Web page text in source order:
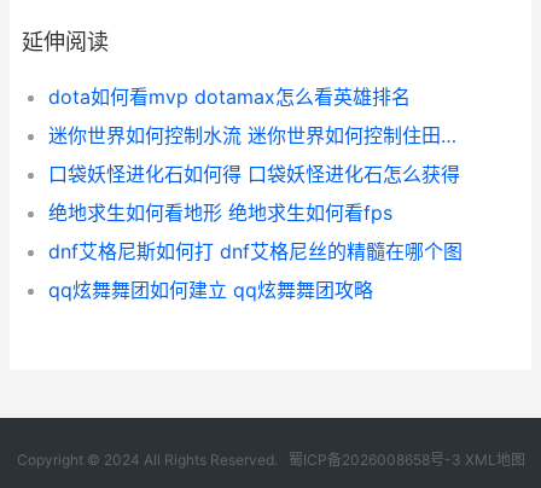
延伸阅读
dota如何看mvp dotamax怎么看英雄排名
迷你世界如何控制水流 迷你世界如何控制住田园的村民
口袋妖怪进化石如何得 口袋妖怪进化石怎么获得
绝地求生如何看地形 绝地求生如何看fps
dnf艾格尼斯如何打 dnf艾格尼丝的精髓在哪个图
qq炫舞舞团如何建立 qq炫舞舞团攻略
Copyright © 2024 All Rights Reserved. 蜀ICP备2026008658号-3 XML地图